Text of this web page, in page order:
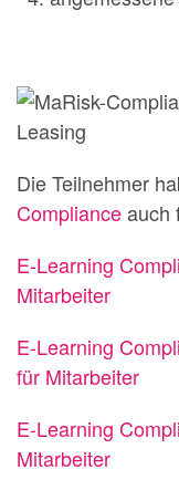
Die Teilnehmer
Complianceauch
E-Learning
Mitarbeiter
E-Learning
für Mitarbeiter
E-Learning
Mitarbeiter